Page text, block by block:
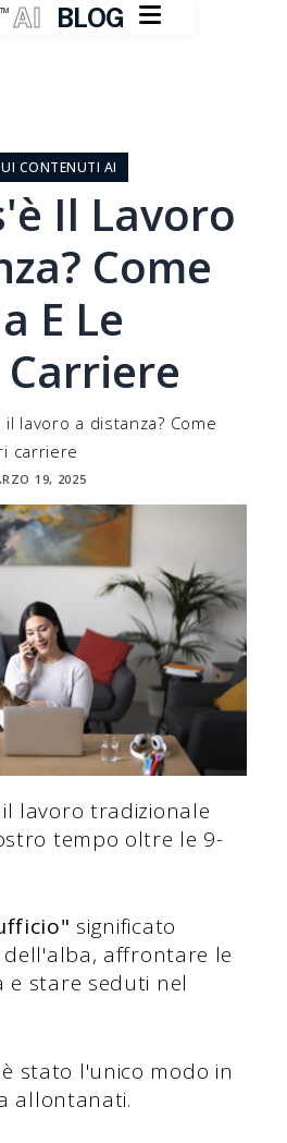
TM AI BLOG 
CONTENUTI AI
Il Lavoro
Come
E Le
il lavoro a distanza? Come
carriere
19, 2025
lavoro tradizionale
tempo oltre le 9-
significato
dell'alba, affrontare le
e stare seduti nel
stato l'unico modo in
allontanati.